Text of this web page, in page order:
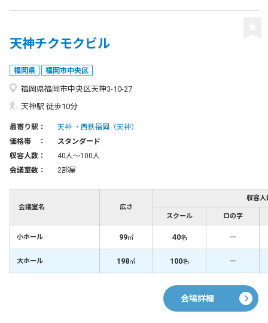
天神チクモクビル
福岡県 福岡市中央区
福岡県福岡市中央区天神3-10-27
天神駅 徒歩10分
最寄り駅： 天神
西鉄福岡（天神）
価格帯 ：
スタンダード
収容人数：
40人〜100人
会議室数：
2部屋
会議室名 広さ
収容人
スクール ロの字
小ホール 99㎡ 40名 －
大ホール 198㎡ 100名 －
会場詳細